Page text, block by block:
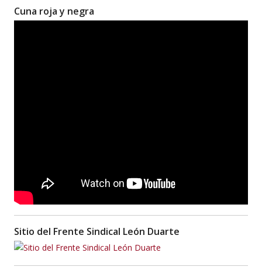
Cuna roja y negra
Sitio del Frente Sindical León Duarte